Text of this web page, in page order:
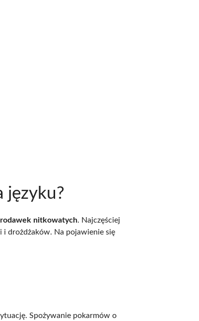
języku?
nitkowatych. Najczęściej
drożdżaków. Na pojawienie się
Spożywanie pokarmów o